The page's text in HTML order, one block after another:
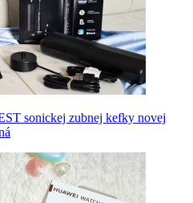
sonickej zubnej kefky novej